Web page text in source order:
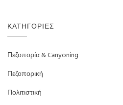
ΚΑΤΗΓΟΡΊΕΣ
Πεζοπορία & Canyoning
Πεζοπορική
Πολιτιστική